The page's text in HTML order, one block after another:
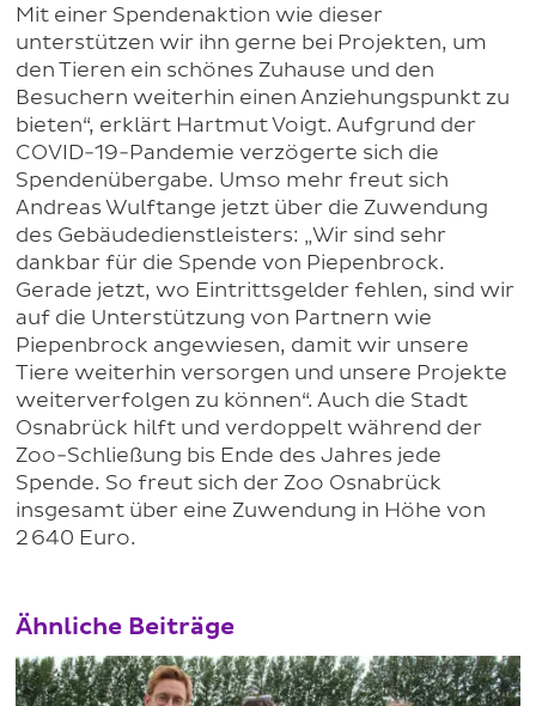
Mit einer Spendenaktion wie dieser
unterstützen wir ihn gerne bei Projekten, um
den Tieren ein schönes Zuhause und den
Besuchern weiterhin einen Anziehungspunkt zu
bieten“, erklärt Hartmut Voigt. Aufgrund der
COVID-19-Pandemie verzögerte sich die
Spendenübergabe. Umso mehr freut sich
Andreas Wulftange jetzt über die Zuwendung
des Gebäudedienstleisters: „Wir sind sehr
dankbar für die Spende von Piepenbrock.
Gerade jetzt, wo Eintrittsgelder fehlen, sind wir
auf die Unterstützung von Partnern wie
Piepenbrock angewiesen, damit wir unsere
Tiere weiterhin versorgen und unsere Projekte
weiterverfolgen zu können“. Auch die Stadt
Osnabrück hilft und verdoppelt während der
Zoo-Schließung bis Ende des Jahres jede
Spende. So freut sich der Zoo Osnabrück
insgesamt über eine Zuwendung in Höhe von
2 640 Euro.
Ähnliche Beiträge